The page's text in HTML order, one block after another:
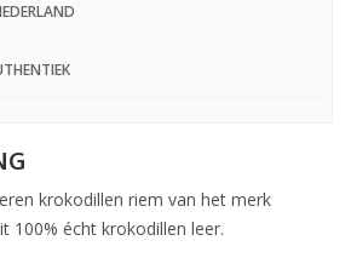
krokodillen riem van het merk
100% écht krokodillen leer.